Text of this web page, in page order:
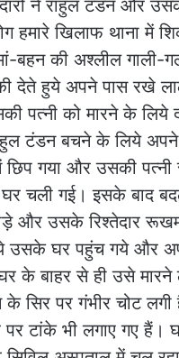
ने राहुल टंडन और
हमारे खिलाफ थाना में
बहन की अश्लील गाली-
देते हुये अपने पास रखे
पत्नी को मारने के लिये
टंडन बचने के लिये
गया और उसकी
चली गई। इसके बाद
और उसके रिश्तेदार
उसके घर पहुंच गये और
के बाहर से ही उसे
सिर पर गंभीर चोट
पर टांके भी लगाए गए हैं।